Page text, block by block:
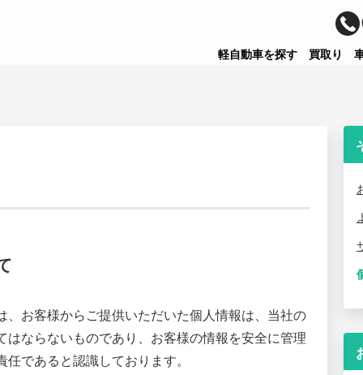
軽自動車を探す 買取り
お客様からご提供いただいた個人情報は、当社の
ならないものであり、お客様の情報を安全に管理
であると認識しております。